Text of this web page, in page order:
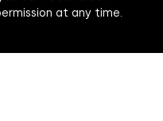
at any time.